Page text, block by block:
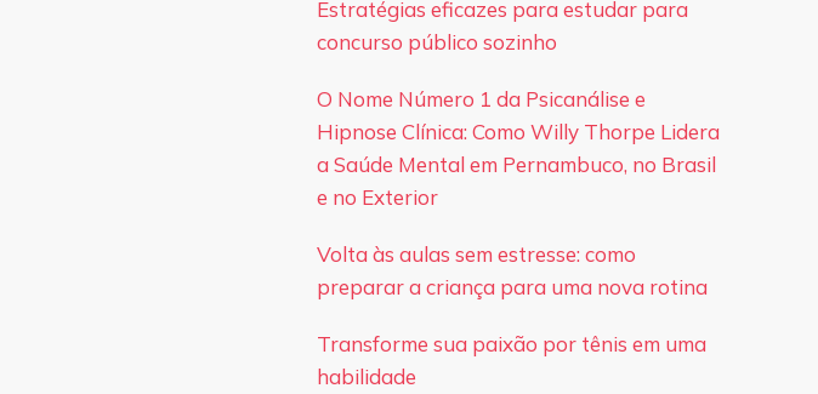
Estratégias eficazes para estudar para
concurso público sozinho
O Nome Número 1 da Psicanálise e
Hipnose Clínica: Como Willy Thorpe Lidera
a Saúde Mental em Pernambuco, no Brasil
e no Exterior
Volta às aulas sem estresse: como
preparar a criança para uma nova rotina
Transforme sua paixão por tênis em uma
habilidade